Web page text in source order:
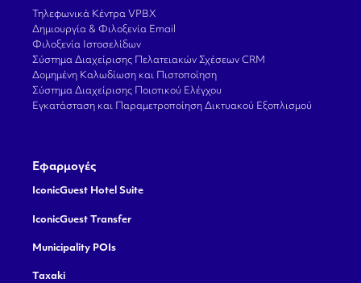
Τηλεφωνικά Κέντρα VPBX
Δημιουργία & Φιλοξενία Email
Φιλοξενία Ιστοσελίδων
Σύστημα Διαχείρισης Πελατειακών Σχέσεων CRM
Δομημένη Καλωδίωση και Πιστοποίηση
Σύστημα Διαχείρισης Ποιοτικού Ελέγχου
Εγκατάσταση και Παραμετροποίηση Δικτυακού Εξοπλισμού
Εφαρμογές
IconicGuest Hotel Suite
IconicGuest Transfer
Municipality POIs
Taxaki